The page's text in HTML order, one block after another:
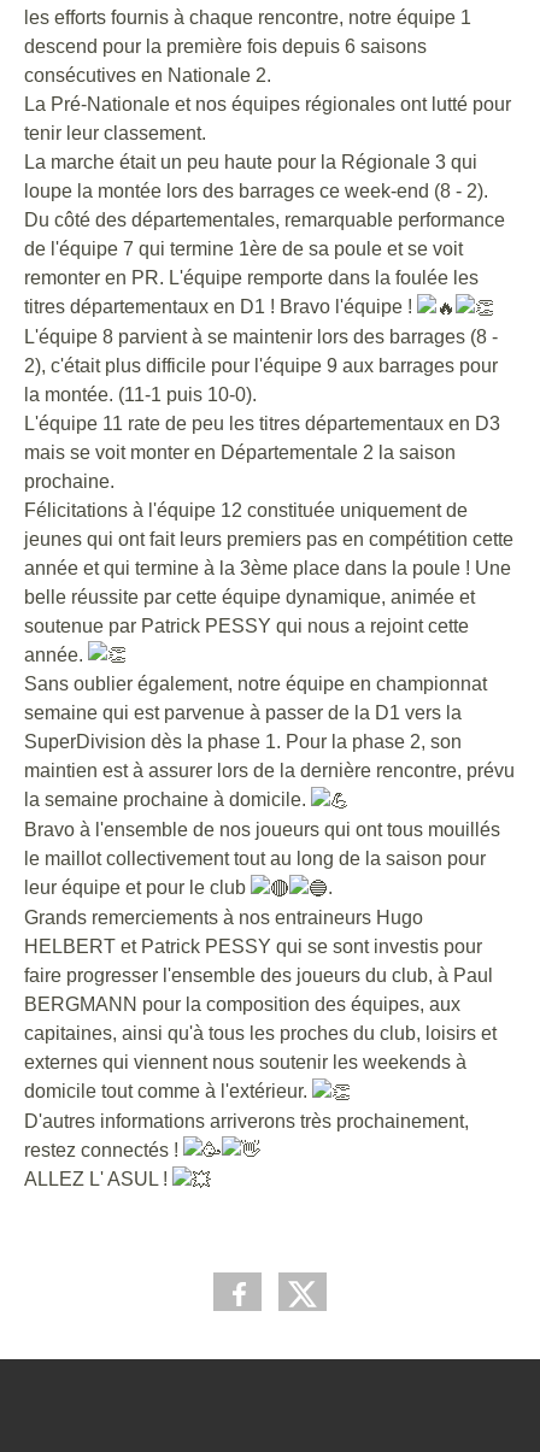
les efforts fournis à chaque rencontre, notre équipe 1
descend pour la première fois depuis 6 saisons
consécutives en Nationale 2.
La Pré-Nationale et nos équipes régionales ont lutté pour
tenir leur classement.
La marche était un peu haute pour la Régionale 3 qui
loupe la montée lors des barrages ce week-end (8 - 2).
Du côté des départementales, remarquable performance
de l'équipe 7 qui termine 1ère de sa poule et se voit
remonter en PR. L'équipe remporte dans la foulée les
titres départementaux en D1 ! Bravo l'équipe !
L'équipe 8 parvient à se maintenir lors des barrages (8 -
2), c'était plus difficile pour l'équipe 9 aux barrages pour
la montée. (11-1 puis 10-0).
L'équipe 11 rate de peu les titres départementaux en D3
mais se voit monter en Départementale 2 la saison
prochaine.
Félicitations à l'équipe 12 constituée uniquement de
jeunes qui ont fait leurs premiers pas en compétition cette
année et qui termine à la 3ème place dans la poule ! Une
belle réussite par cette équipe dynamique, animée et
soutenue par Patrick PESSY qui nous a rejoint cette
année.
Sans oublier également, notre équipe en championnat
semaine qui est parvenue à passer de la D1 vers la
SuperDivision dès la phase 1. Pour la phase 2, son
maintien est à assurer lors de la dernière rencontre, prévu
la semaine prochaine à domicile.
Bravo à l'ensemble de nos joueurs qui ont tous mouillés
le maillot collectivement tout au long de la saison pour
leur équipe et pour le club
.
Grands remerciements à nos entraineurs Hugo
HELBERT et Patrick PESSY qui se sont investis pour
faire progresser l'ensemble des joueurs du club, à Paul
BERGMANN pour la composition des équipes, aux
capitaines, ainsi qu'à tous les proches du club, loisirs et
externes qui viennent nous soutenir les weekends à
domicile tout comme à l'extérieur.
D'autres informations arriverons très prochainement,
restez connectés !
ALLEZ L' ASUL !